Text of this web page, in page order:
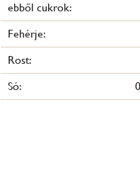
ebből cukrok:
Fehérje:
Rost:
Só: